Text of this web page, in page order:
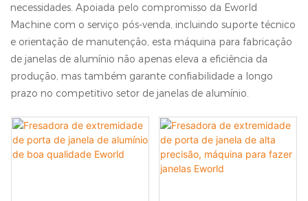
necessidades. Apoiada pelo compromisso da Eworld
Machine com o serviço pós-venda, incluindo suporte técnico
e orientação de manutenção, esta máquina para fabricação
de janelas de alumínio não apenas eleva a eficiência da
produção, mas também garante confiabilidade a longo
prazo no competitivo setor de janelas de alumínio.